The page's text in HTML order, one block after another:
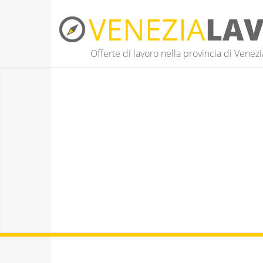
VENEZIA
Offerte di lavoro nella provincia di